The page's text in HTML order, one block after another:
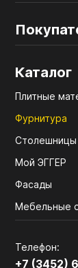
Каталог
Плитные
Фурнитура
Столешницы
Мой ЭГГЕР
Фасады
Мебельные
Телефон:
+7 (3452)